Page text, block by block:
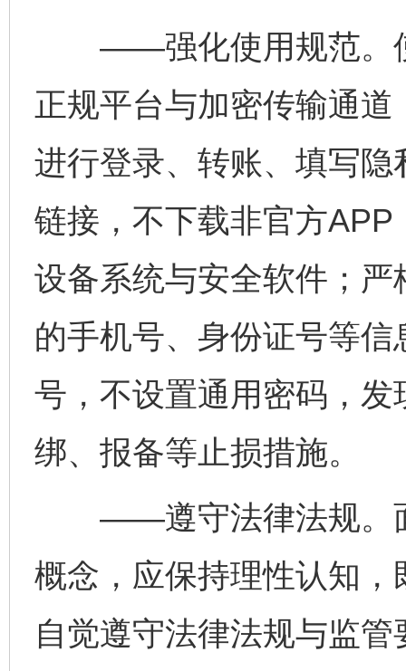
——强化使用规范。使
正规平台与加密传输通
进行登录、转账、填写
链接，不下载非官方
设备系统与安全软件；
的手机号、身份证号等
号，不设置通用密码，
绑、报备等止损措施。
——遵守法律法规。面
概念，应保持理性认知
自觉遵守法律法规与监